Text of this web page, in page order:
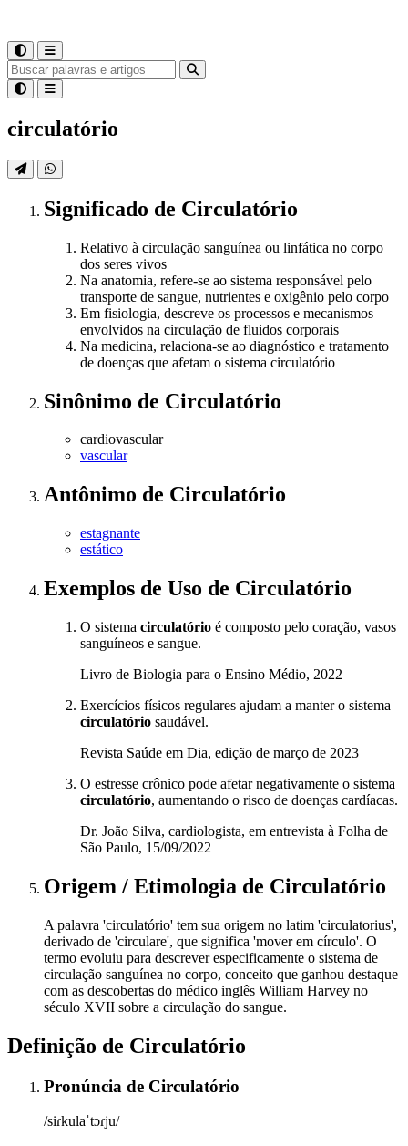
circulatório
Significado de Circulatório
Relativo à circulação sanguínea ou linfática no corpo
dos seres vivos
Na anatomia, refere-se ao sistema responsável pelo
transporte de sangue, nutrientes e oxigênio pelo corpo
Em fisiologia, descreve os processos e mecanismos
envolvidos na circulação de fluidos corporais
Na medicina, relaciona-se ao diagnóstico e tratamento
de doenças que afetam o sistema circulatório
Sinônimo de Circulatório
cardiovascular
vascular
Antônimo de Circulatório
estagnante
estático
Exemplos de Uso de Circulatório
O sistema circulatório é composto pelo coração, vasos
sanguíneos e sangue.
Livro de Biologia para o Ensino Médio, 2022
Exercícios físicos regulares ajudam a manter o sistema
circulatório saudável.
Revista Saúde em Dia, edição de março de 2023
O estresse crônico pode afetar negativamente o sistema
circulatório, aumentando o risco de doenças cardíacas.
Dr. João Silva, cardiologista, em entrevista à Folha de
São Paulo, 15/09/2022
Origem / Etimologia de Circulatório
A palavra 'circulatório' tem sua origem no latim 'circulatorius',
derivado de 'circulare', que significa 'mover em círculo'. O
termo evoluiu para descrever especificamente o sistema de
circulação sanguínea no corpo, conceito que ganhou destaque
com as descobertas do médico inglês William Harvey no
século XVII sobre a circulação do sangue.
Definição de Circulatório
Pronúncia de Circulatório
/siɾkulaˈtɔɾju/